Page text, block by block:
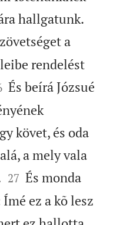
hallgatunk.
a
rendelést
És beírá Józsué
követ, és oda
a mely vala


27 És monda
ez a kõ lesz